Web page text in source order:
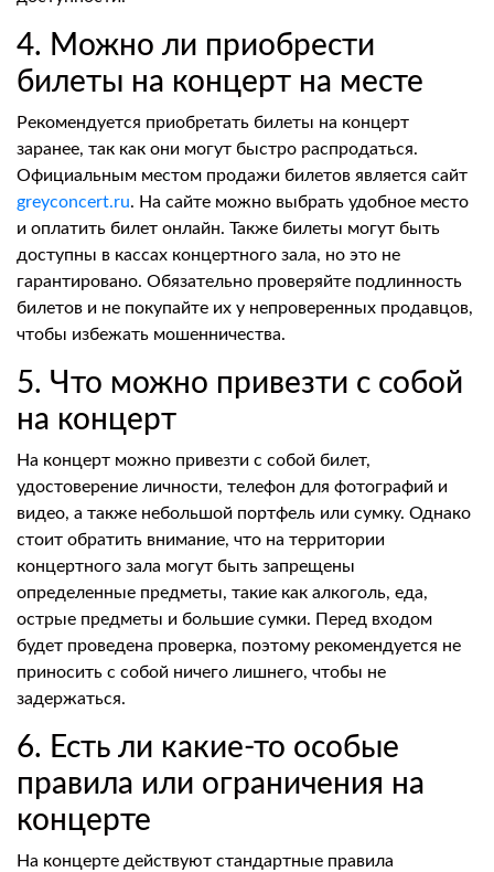
4. Можно ли приобрести
билеты на концерт на месте
Рекомендуется приобретать билеты на концерт
заранее, так как они могут быстро распродаться.
Официальным местом продажи билетов является сайт
greyconcert.ru. На сайте можно выбрать удобное место
и оплатить билет онлайн. Также билеты могут быть
доступны в кассах концертного зала, но это не
гарантировано. Обязательно проверяйте подлинность
билетов и не покупайте их у непроверенных продавцов,
чтобы избежать мошенничества.
5. Что можно привезти с собой
на концерт
На концерт можно привезти с собой билет,
удостоверение личности, телефон для фотографий и
видео, а также небольшой портфель или сумку. Однако
стоит обратить внимание, что на территории
концертного зала могут быть запрещены
определенные предметы, такие как алкоголь, еда,
острые предметы и большие сумки. Перед входом
будет проведена проверка, поэтому рекомендуется не
приносить с собой ничего лишнего, чтобы не
задержаться.
6. Есть ли какие-то особые
правила или ограничения на
концерте
На концерте действуют стандартные правила